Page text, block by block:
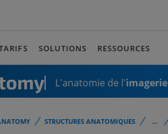
SOLUTIONS RESSOURCES
L'anatomie de l'imagerie
STRUCTURES ANATOMIQUES ...